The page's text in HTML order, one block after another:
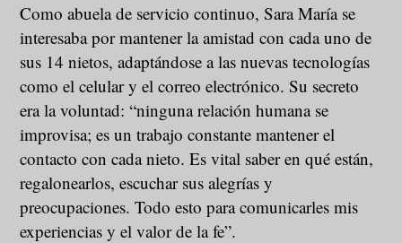
Como abuela de servicio continuo, Sara María se
interesaba por mantener la amistad con cada uno de
sus 14 nietos, adaptándose a las nuevas tecnologías
como el celular y el correo electrónico. Su secreto
era la voluntad: “ninguna relación humana se
improvisa; es un trabajo constante mantener el
contacto con cada nieto. Es vital saber en qué están,
regalonearlos, escuchar sus alegrías y
preocupaciones. Todo esto para comunicarles mis
experiencias y el valor de la fe”.